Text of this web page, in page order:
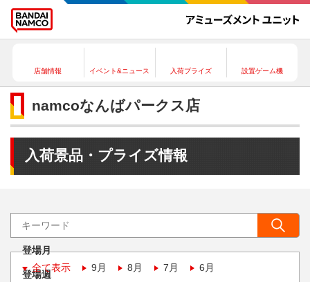
店舗情報 イベント&ニュース 入荷プライズ 設置ゲーム機
namcoなんばパークス店
入荷景品・プライズ情報
登場月
全て表示
9月 8月 7月 6月
登場週